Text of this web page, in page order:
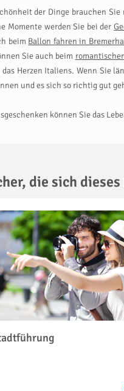
der Dinge brauchen
Momente werden Sie bei der
beim Ballon fahren in
Sie auch beim
Herzen Italiens. Wenn Sie
und es sich so richtig gut
können Sie das
die sich